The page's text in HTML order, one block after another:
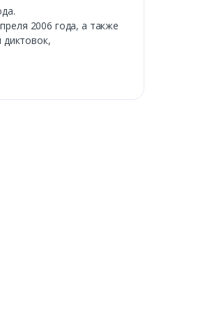
2006 года, а также
диктовок,